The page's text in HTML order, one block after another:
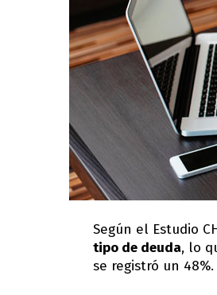
Según el Estudio
tipo de deuda, lo
se registró un 48%.